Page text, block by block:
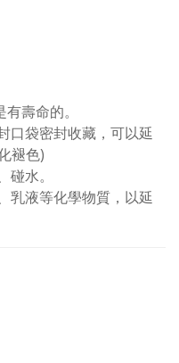
壽命的。
口袋密封收藏，可以延
褪色)
水。
乳液等化學物質，以延